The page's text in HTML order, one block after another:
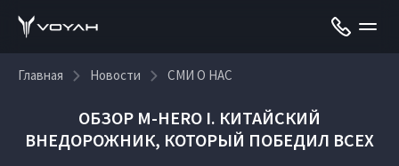
Главная Новости СМИ О НАС
ОБЗОР M-HERO I. КИТАЙСКИЙ
ВНЕДОРОЖНИК, КОТОРЫЙ ПОБЕДИЛ ВСЕХ